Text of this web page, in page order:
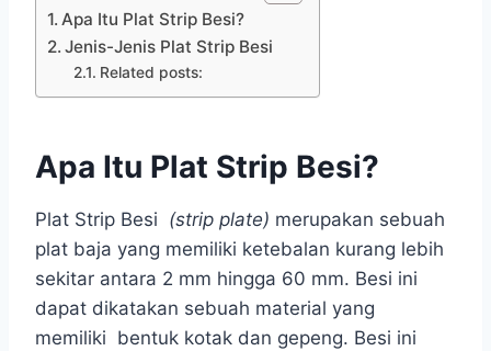
Apa Itu Plat Strip Besi?
Jenis-Jenis Plat Strip Besi
Related posts:
Apa Itu Plat Strip Besi?
Plat Strip Besi (strip plate) merupakan sebuah
plat baja yang memiliki ketebalan kurang lebih
sekitar antara 2 mm hingga 60 mm. Besi ini
dapat dikatakan sebuah material yang
memiliki bentuk kotak dan gepeng. Besi ini